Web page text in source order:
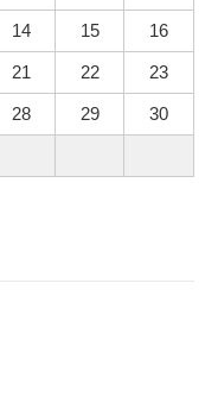
14 15 16
21 22 23
28 29 30